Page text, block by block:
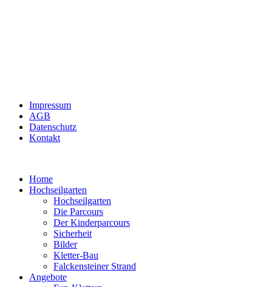
Impressum
AGB
Datenschutz
Kontakt
Home
Hochseilgarten
Hochseilgarten
Die Parcours
Der Kinderparcours
Sicherheit
Bilder
Kletter-Bau
Falckensteiner Strand
Angebote